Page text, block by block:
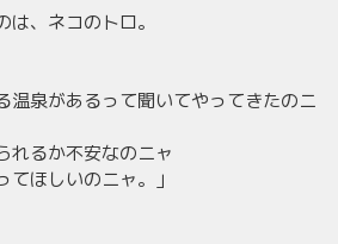
、ネコのトロ。
温泉があるって聞いてやってきたのニ
れるか不安なのニャ
ほしいのニャ。」